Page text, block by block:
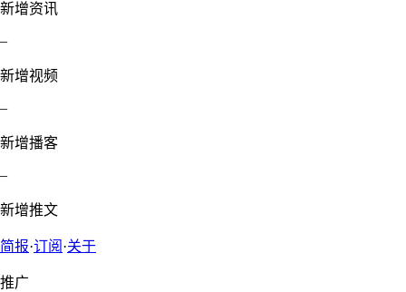
新增资讯
–
新增视频
–
新增播客
–
新增推文
简报·订阅 ·关于
推广